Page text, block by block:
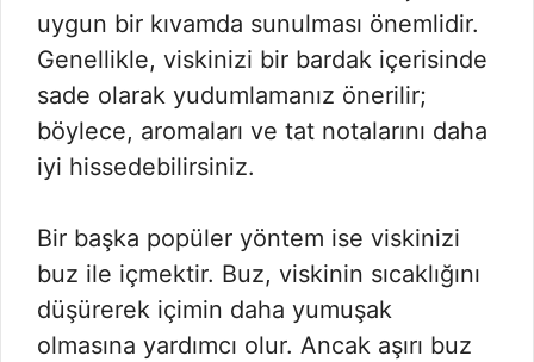
uygun bir kıvamda sunulması önemlidir.
Genellikle, viskinizi bir bardak içerisinde
sade olarak yudumlamanız önerilir;
böylece, aromaları ve tat notalarını daha
iyi hissedebilirsiniz.
Bir başka popüler yöntem ise viskinizi
buz ile içmektir. Buz, viskinin sıcaklığını
düşürerek içimin daha yumuşak
olmasına yardımcı olur. Ancak aşırı buz